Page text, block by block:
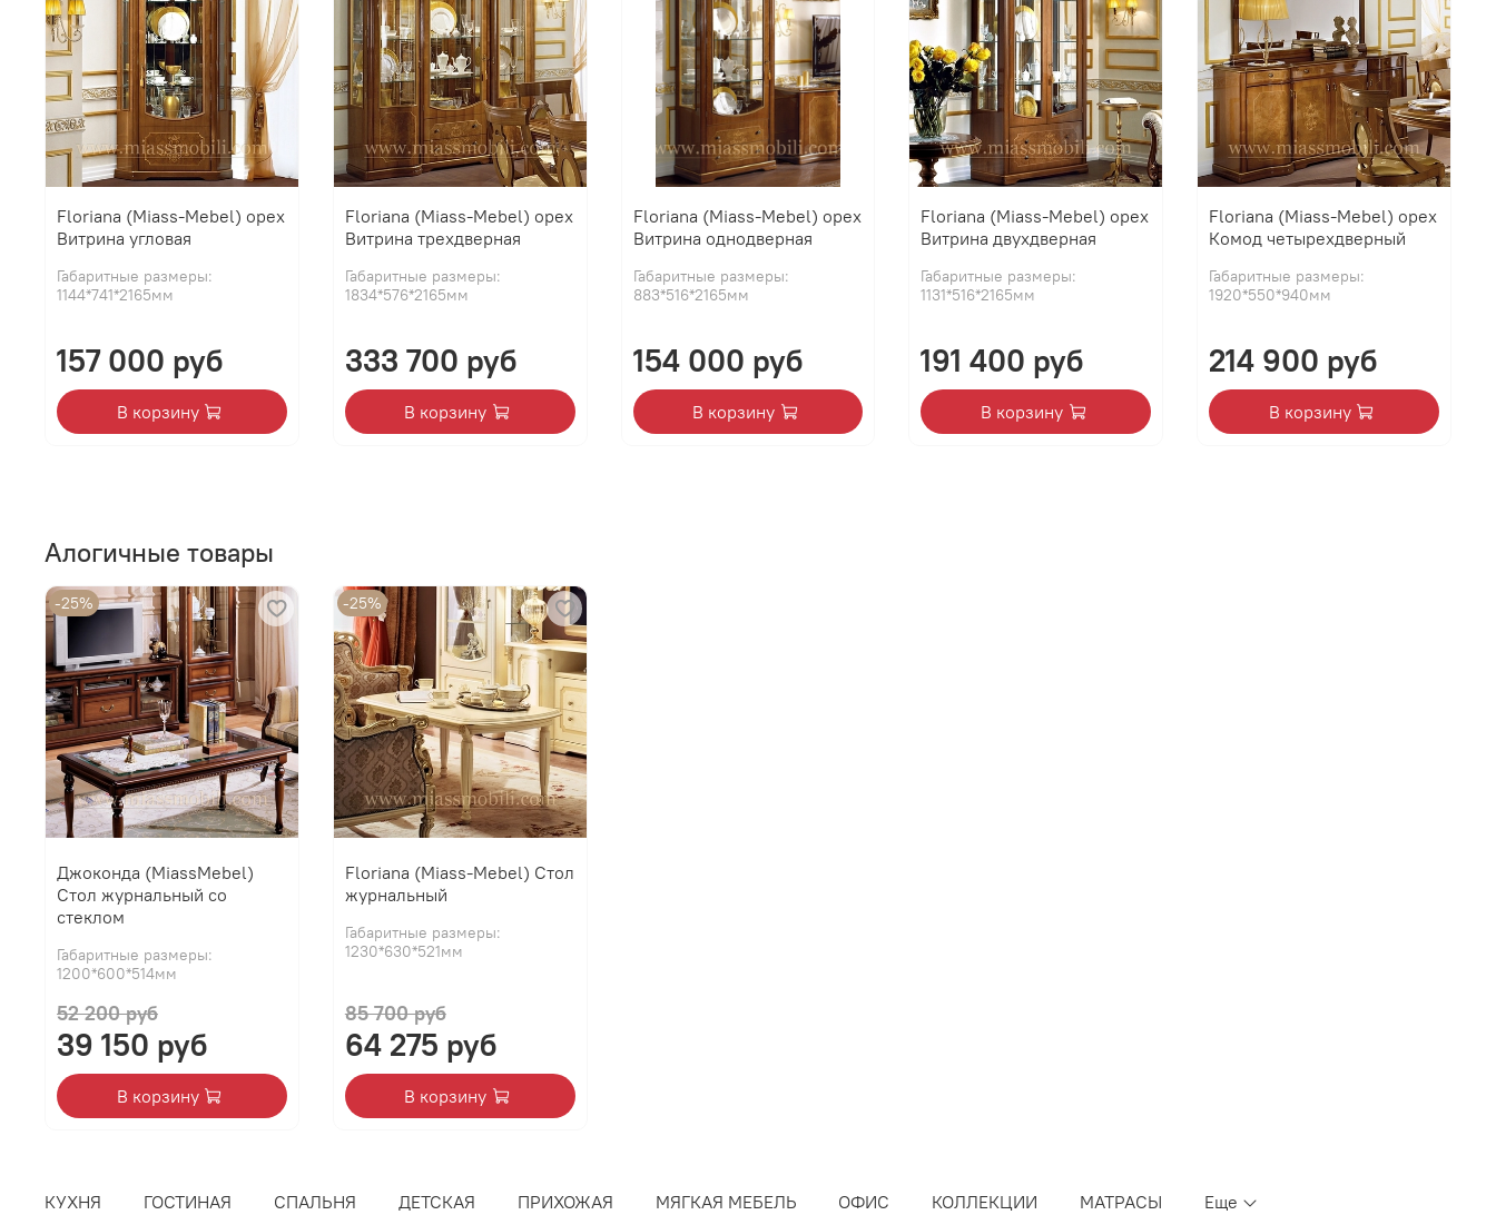
Floriana (Miass-Mebel) орех
Витрина угловая
Габаритные размеры:
1144*741*2165мм
157 000 руб
В корзину
Floriana (Miass-Mebel) орех
Витрина трехдверная
Габаритные размеры:
1834*576*2165мм
333 700 руб
В корзину
Floriana (Miass-Mebel) орех
Витрина однодверная
Габаритные размеры:
883*516*2165мм
154 000 руб
В корзину
Floriana (Miass-Mebel) орех
Витрина двухдверная
Габаритные размеры:
1131*516*2165мм
191 400 руб
В корзину
Floriana (Miass-Mebel) орех
Комод четырехдверный
Габаритные размеры:
1920*550*940мм
214 900 руб
В корзину
Алогичные товары
-25%
Джоконда (MiassMebel)
Стол журнальный со
стеклом
Габаритные размеры:
1200*600*514мм
52 200 руб
39 150 руб
В корзину
-25%
Floriana (Miass-Mebel) Стол
журнальный
Габаритные размеры:
1230*630*521мм
85 700 руб
64 275 руб
В корзину
КУХНЯ ГОСТИНАЯ СПАЛЬНЯ ДЕТСКАЯ ПРИХОЖАЯ МЯГКАЯ МЕБЕЛЬ ОФИС КОЛЛЕКЦИИ МАТРАСЫ Еще